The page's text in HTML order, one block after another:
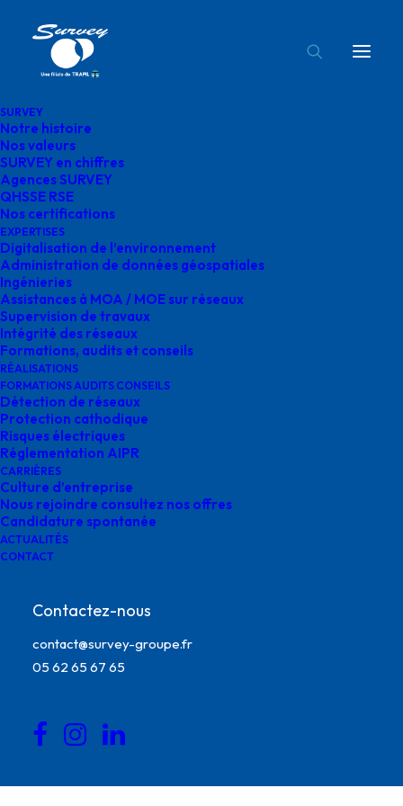
SURVEY
Notre histoire
Nos valeurs
SURVEY en chiffres
Agences SURVEY
QHSSE RSE
Nos certifications
EXPERTISES
Digitalisation de l’environnement
Administration de données géospatiales
Ingénieries
Assistances à MOA / MOE sur réseaux
Supervision de travaux
Intégrité des réseaux
Formations, audits et conseils
RÉALISATIONS
FORMATIONS AUDITS CONSEILS
Détection de réseaux
Protection cathodique
Risques électriques
Réglementation AIPR
CARRIÈRES
Culture d’entreprise
Nous rejoindre consultez nos offres
Candidature spontanée
ACTUALITÉS
CONTACT
Contactez-nous
contact@survey-groupe.fr
05 62 65 67 65
Journée Mondiale des Community Managers
Journée Mondiale des Community Managers
Journée Mondiale des
Community Managers
février 20, 2025 | Byo.bensoussan@gegg.fr